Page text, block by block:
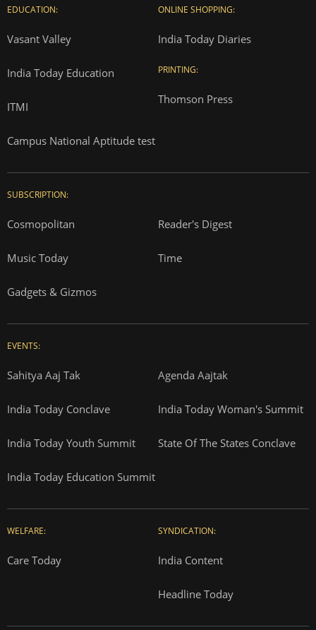
EDUCATION:
Vasant Valley
India Today Education
ITMI
Campus National Aptitude test
ONLINE SHOPPING:
India Today Diaries
PRINTING:
Thomson Press
SUBSCRIPTION:
Cosmopolitan Reader's Digest
Music Today Time
Gadgets & Gizmos
EVENTS:
Sahitya Aaj Tak Agenda Aajtak
India Today Conclave India Today Woman's Summit
India Today Youth Summit State Of The States Conclave
India Today Education Summit
WELFARE:
Care Today
SYNDICATION:
India Content
Headline Today